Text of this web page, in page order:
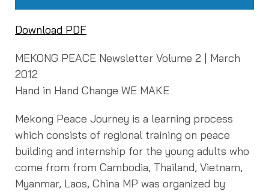
Download PDF
MEKONG PEACE Newsletter Volume 2 | March
2012
Hand in Hand Change WE MAKE
Mekong Peace Journey is a learning process
which consists of regional training on peace
building and internship for the young adults who
come from from Cambodia, Thailand, Vietnam,
Myanmar, Laos, China MP was organized by